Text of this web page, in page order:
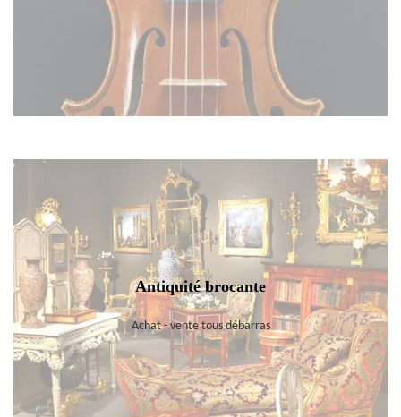
Antiquité brocante
Achat - vente tous débarras